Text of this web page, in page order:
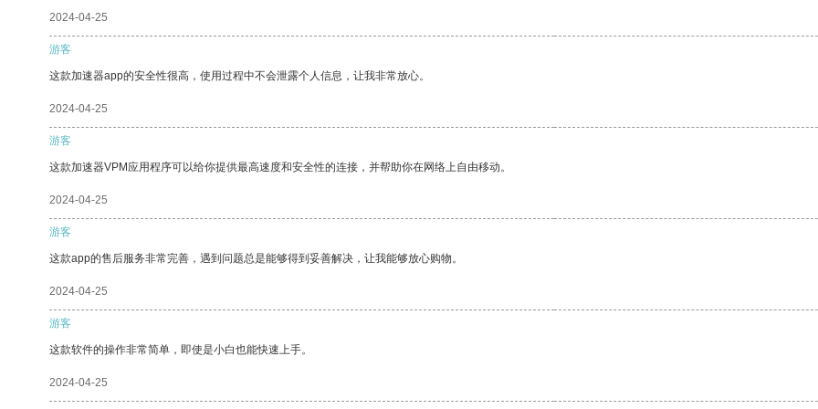
2024-04-25
游客
这款加速器app的安全性很高，使用过程中不会泄露个人信息，让我非常放心。
2024-04-25
游客
这款加速器VPM应用程序可以给你提供最高速度和安全性的连接，并帮助你在网络上自由移动。
2024-04-25
游客
这款app的售后服务非常完善，遇到问题总是能够得到妥善解决，让我能够放心购物。
2024-04-25
游客
这款软件的操作非常简单，即使是小白也能快速上手。
2024-04-25